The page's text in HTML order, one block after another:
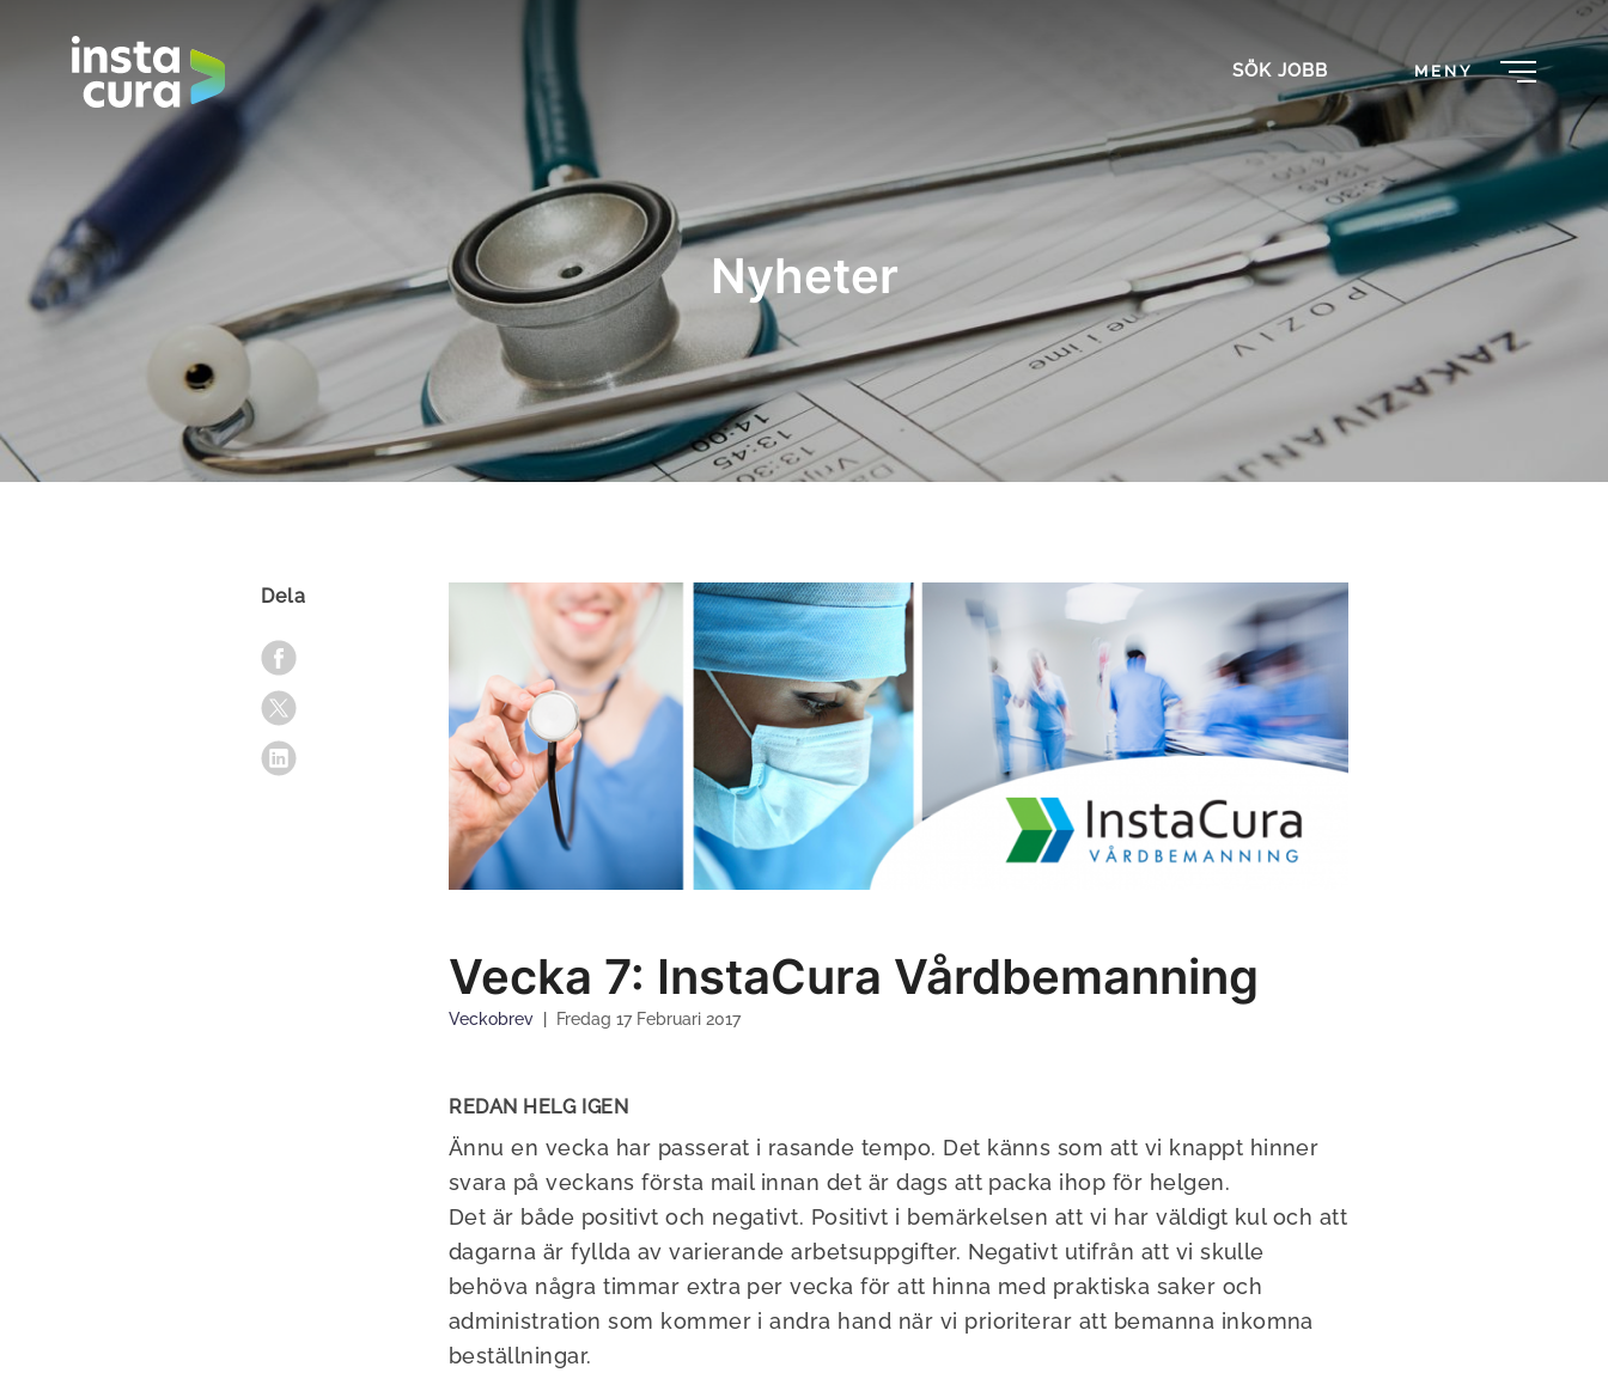
SÖK JOBB MENY
Nyheter
Vecka 7: InstaCura Vårdbemanning
Veckobrev Fredag 17 Februari 2017
REDAN HELG IGEN
Ännu en vecka har passerat i rasande tempo. Det känns som att vi knappt hinner
svara på veckans första mail innan det är dags att packa ihop för helgen.
Det är både positivt och negativt. Positivt i bemärkelsen att vi har väldigt kul och att
dagarna är fyllda av varierande arbetsuppgifter. Negativt utifrån att vi skulle
behöva några timmar extra per vecka för att hinna med praktiska saker och
administration som kommer i andra hand när vi prioriterar att bemanna inkomna
beställningar.
Dela